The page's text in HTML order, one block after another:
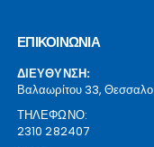
ΕΠΙΚΟΙΝΩΝΙΑ
ΔΙΕΥΘΥΝΣΗ:
Βαλαωρίτου 33,
ΤΗΛΕΦΩΝΟ:
2310 282407